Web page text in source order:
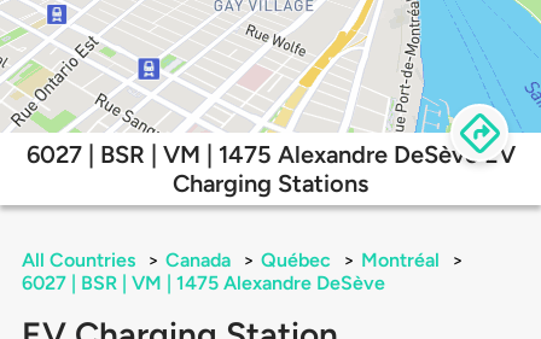
6027 | BSR | VM | 1475 Alexandre DeSève EV
Charging Stations
All Countries > Canada > Québec > Montréal
>
6027 | BSR | VM | 1475 Alexandre DeSève